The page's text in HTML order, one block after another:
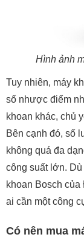
Hình ảnh
Tuy nhiên, máy
số nhược điểm
khoan khác, chủ
Bên cạnh đó, số
không quá đa
công suất lớn.
khoan Bosch
ai cần một công
Có nên mua